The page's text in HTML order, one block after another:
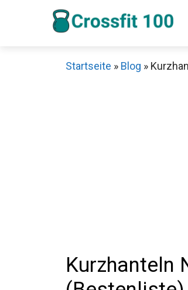
Startseite » Blog »
Kurzhanteln